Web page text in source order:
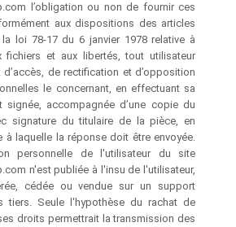
l’obligation ou non de fournir ces
aux dispositions des articles
loi 78-17 du 6 janvier 1978 relative à
fichiers et aux libertés, tout utilisateur
de rectification et d’opposition
le concernant, en effectuant sa
signée, accompagnée d’une copie du
signature du titulaire de la pièce, en
à laquelle la réponse doit être envoyée.
personnelle de l'utilisateur du site
n'est publiée à l'insu de l'utilisateur,
cédée ou vendue sur un support
tiers. Seule l'hypothèse du rachat de
droits permettrait la transmission des